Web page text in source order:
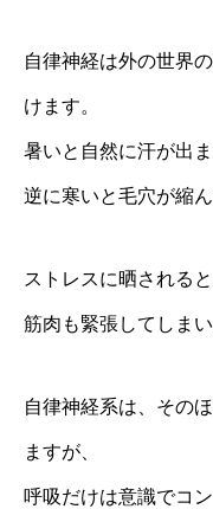
自律神経は外の世界
けます。
暑いと自然に汗が出ま
逆に寒いと毛穴が縮
ストレスに晒される
筋肉も緊張してしま
自律神経系は、その
ますが、
呼吸だけは意識でコ